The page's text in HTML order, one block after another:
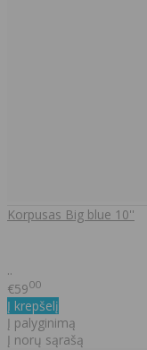
Korpusas Big blue 10''
..
€5900
Į krepšelį
Į palyginimą
Į norų sąrašą